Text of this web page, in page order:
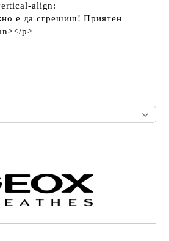
align:
е да сгрешиш! Приятен
p>